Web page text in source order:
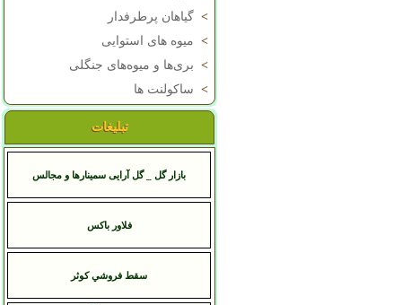
> گیاهان پرطرفدار
> میوه های استوایی
> بری‌ها و میوه‌های جنگلی
> ساکولنت ها
تبلیغات
بازار گل _ گل آرایی سمینارها و مجالس
فلاور باکس
سقط فروشي کوثر